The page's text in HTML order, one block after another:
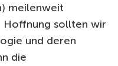
meilenweit
Hoffnung sollten wir
und deren
die